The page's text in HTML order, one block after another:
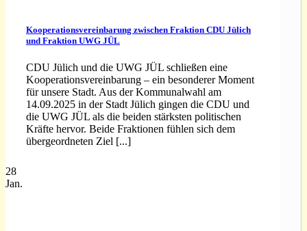
Kooperationsvereinbarung zwischen Fraktion CDU Jülich
und Fraktion UWG JÜL
CDU Jülich und die UWG JÜL schließen eine
Kooperationsvereinbarung – ein besonderer Moment
für unsere Stadt. Aus der Kommunalwahl am
14.09.2025 in der Stadt Jülich gingen die CDU und
die UWG JÜL als die beiden stärksten politischen
Kräfte hervor. Beide Fraktionen fühlen sich dem
übergeordneten Ziel [...]
28
Jan.